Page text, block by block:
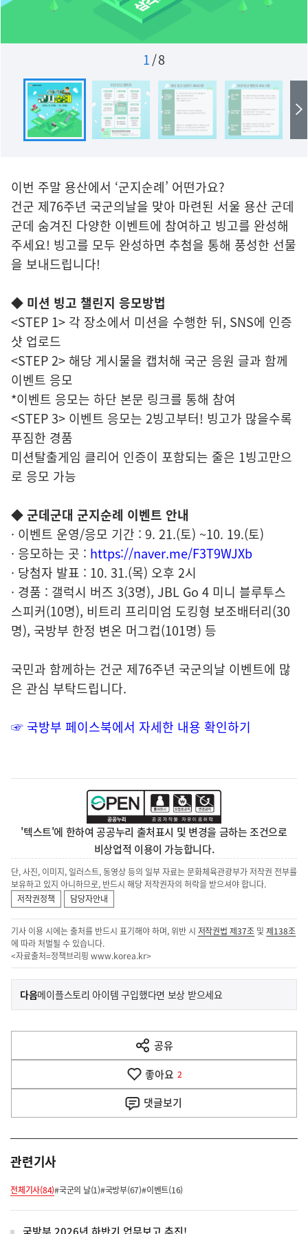
1/8
이번 주말 용산에서 ‘군지순례’ 어떤가요?
건군 제76주년 국군의날을 맞아 마련된 서울 용산 군데
군데 숨겨진 다양한 이벤트에 참여하고 빙고를 완성해
주세요! 빙고를 모두 완성하면 추첨을 통해 풍성한 선물
을 보내드립니다!
◆ 미션 빙고 챌린지 응모방법
<STEP 1> 각 장소에서 미션을 수행한 뒤, SNS에 인증
샷 업로드
<STEP 2> 해당 게시물을 캡처해 국군 응원 글과 함께
이벤트 응모
*이벤트 응모는 하단 본문 링크를 통해 참여
<STEP 3> 이벤트 응모는 2빙고부터! 빙고가 많을수록
푸짐한 경품
미션탈출게임 클리어 인증이 포함되는 줄은 1빙고만으
로 응모 가능
◆ 군데군대 군지순례 이벤트 안내
· 이벤트 운영/응모 기간 : 9. 21.(토) ~10. 19.(토)
· 응모하는 곳 : https://naver.me/F3T9WJXb
· 당첨자 발표 : 10. 31.(목) 오후 2시
· 경품 : 갤럭시 버즈 3(3명), JBL Go 4 미니 블루투스
스피커(10명), 비트리 프리미엄 도킹형 보조배터리(30
명), 국방부 한정 변온 머그컵(101명) 등
국민과 함께하는 건군 제76주년 국군의날 이벤트에 많
은 관심 부탁드립니다.
☞ 국방부 페이스북에서 자세한 내용 확인하기
'텍스트'에 한하여 공공누리 출처표시 및 변경을 금하는 조건으로
비상업적 이용이 가능합니다.
단, 사진, 이미지, 일러스트, 동영상 등의 일부 자료는 문화체육관광부가 저작권 전부를
보유하고 있지 아니하므로, 반드시 해당 저작권자의 허락을 받으셔야 합니다.
저작권정책
담당자안내
기사 이용 시에는 출처를 반드시 표기해야 하며, 위반 시 저작권법 제37조 및제138조
에 따라 처벌될 수 있습니다.
<자료출처=정책브리핑 www.korea.kr>
이
전
다
음
다음기
메이플스토리 아이템 구입했다면 보상 받으세요
공유
열
기
좋아요 2
댓글보기
관련기사
전체기사(84)#국군의 날(1)#국방부(67)#이벤트(16)